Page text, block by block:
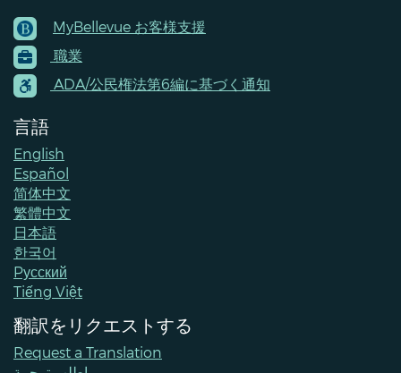
Footer
Menu
Contacts
MyBellevue お客様支援
職業
ADA/公民権法第6編に基づく通知
言語
English
Español
简体中文
繁體中文
日本語
한국어
Pусский
Tiếng Việt
翻訳をリクエストする
Request a Translation